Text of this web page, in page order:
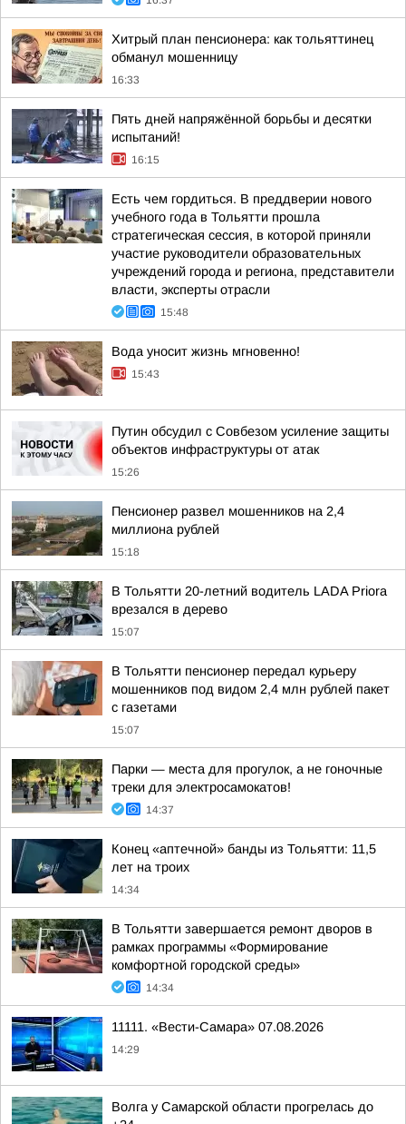
Хитрый план пенсионера: как тольяттинец
обманул мошенницу
16:33
Пять дней напряжённой борьбы и десятки
испытаний!
16:15
Есть чем гордиться. В преддверии нового
учебного года в Тольятти прошла
стратегическая сессия, в которой приняли
участие руководители образовательных
учреждений города и региона, представители
власти, эксперты отрасли
15:48
Вода уносит жизнь мгновенно!
15:43
Путин обсудил с Совбезом усиление защиты
объектов инфраструктуры от атак
15:26
Пенсионер развел мошенников на 2,4
миллиона рублей
15:18
В Тольятти 20-летний водитель LADA Priora
врезался в дерево
15:07
В Тольятти пенсионер передал курьеру
мошенников под видом 2,4 млн рублей пакет
с газетами
15:07
Парки — места для прогулок, а не гоночные
треки для электросамокатов!
14:37
Конец «аптечной» банды из Тольятти: 11,5
лет на троих
14:34
В Тольятти завершается ремонт дворов в
рамках программы «Формирование
комфортной городской среды»
14:34
11111. «Вести-Самара» 07.08.2026
14:29
Волга у Самарской области прогрелась до